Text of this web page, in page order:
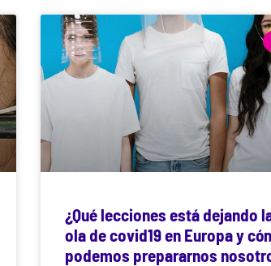
¿Qué lecciones está dejando
ola de covid19 en Europa y
podemos prepararnos